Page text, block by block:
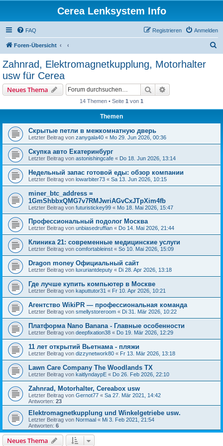
Cerea Lenksystem Info
FAQ Anmelden
Registrieren
Foren-Übersicht
Zahnrad, Elektromagnetkupplung, Motorhalter
usw für Cerea
Neues Thema Suche
14 Themen • Seite 1 von 1
Themen
Скрытые петли в межкомнатную дверь
Letzter Beitrag von zanygala40 « Mo 29. Jun 2026, 00:36
Скупка авто Екатеринбург
Letzter Beitrag von astonishingcafe « Do 18. Jun 2026, 13:14
Недельный запас готовой еды: обзор компании
Letzter Beitrag von lowarbiter73 « Sa 13. Jun 2026, 10:15
miner_btc_address =
1GmShbbxQMG7v7RMJwriAGvCxJTpXim4fb
Letzter Beitrag von futuristickey99 « Mo 18. Mai 2026, 15:47
Профессиональный подолог Москва
Letzter Beitrag von unbiasedruffian « Do 14. Mai 2026, 21:44
Клиника 21: современные медицинские услуги
Letzter Beitrag von comfortableinst « So 10. Mai 2026, 15:09
Dragon money Официальный сайт
Letzter Beitrag von luxuriantdeputy « Di 28. Apr 2026, 13:18
Где лучше купить компьютер в Москве
Letzter Beitrag von kaputtutor31 « Fr 10. Apr 2026, 10:21
Агентство WikiPR — профессиональная команда
Letzter Beitrag von smellystoreroom « Di 31. Mär 2026, 10:22
Платформа Nano Banana - Главные особенности
Letzter Beitrag von deepfixation38 « Do 19. Mär 2026, 12:29
11 лет открытий Вьетнама - пляжи
Letzter Beitrag von dizzynetwork80 « Fr 13. Mär 2026, 13:18
Lawn Care Company The Woodlands TX
Letzter Beitrag von kaitlyndaypE « Do 26. Feb 2026, 22:10
Zahnrad, Motorhalter, Cereabox usw
Letzter Beitrag von Gernot77 « Sa 27. Mär 2021, 14:42
Antworten: 23
Elektromagnetkupplung und Winkelgetriebe usw.
Letzter Beitrag von Normaal « Mi 3. Feb 2021, 21:54
Antworten: 6
Neues Thema